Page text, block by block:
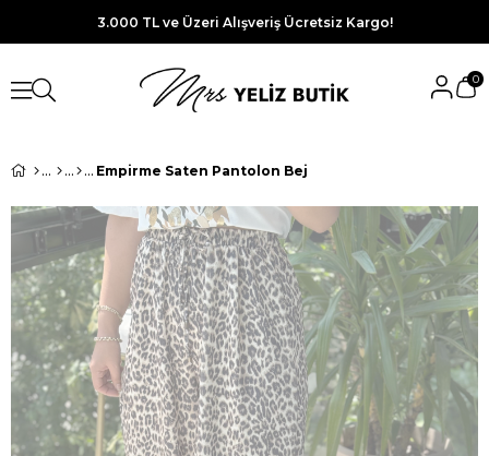
3.000 TL ve Üzeri Alışveriş Ücretsiz Kargo!
0
Empirme Saten Pantolon Bej